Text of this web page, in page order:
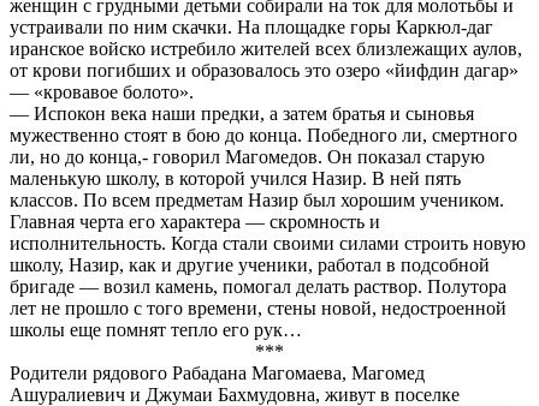
женщин с грудными детьми собирали на ток для молотьбы и
устраивали по ним скачки. На площадке горы Каркюл-даг
иранское войско истребило жителей всех близлежащих аулов,
от крови погибших и образовалось это озеро «йифдин дагар»
— «кровавое болото».
— Испокон века наши предки, а затем братья и сыновья
мужественно стоят в бою до конца. Победного ли, смертного
ли, но до конца,- говорил Магомедов. Он показал старую
маленькую школу, в которой учился Назир. В ней пять
классов. По всем предметам Назир был хорошим учеником.
Главная черта его характера — скромность и
исполнительность. Когда стали своими силами строить новую
школу, Назир, как и другие ученики, работал в подсобной
бригаде — возил камень, помогал делать раствор. Полутора
лет не прошло с того времени, стены новой, недостроенной
школы еще помнят тепло его рук…
***
Родители рядового Рабадана Магомаева, Магомед
Ашуралиевич и Джумаи Бахмудовна, живут в поселке